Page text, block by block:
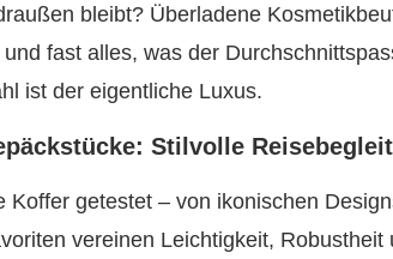
bleibt? Überladene
und fast alles, was der
ist der eigentliche Luxus.
Stilvolle
Koffer getestet – von ikonischen
vereinen Leichtigkeit,